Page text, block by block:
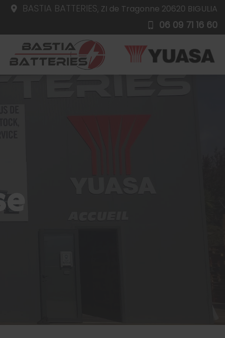
BASTIA BATTERIES, ZI de Tragonne 20620 BIGULIA
06 09 71 16 60
BASTIA BATTERIES, ZI de Tragonne 20620 BIGULIA
06 09 71 16 60